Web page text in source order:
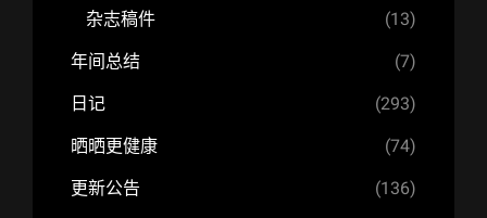
杂志稿件 (13)
年间总结 (7)
日记 (293)
晒晒更健康 (74)
更新公告 (136)